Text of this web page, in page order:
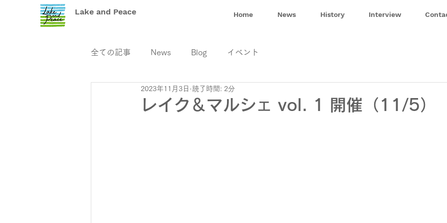
Lake and Peace Home News History Interview
全ての記事 News Blog イベント
レイク＆マルシェ vol. 1 開催（11/5）
2023年11月3日 読了時間: 2分